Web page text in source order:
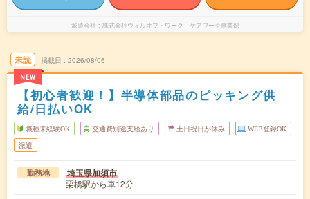
派遣会社 株式会社ウィルオブ・ワーク ケアワーク事業部
未読
NEW
掲載日 2026/08/06
【初心者歓迎！】半導体部品のピッキング供
給/日払いOK
職種未経験OK 交通費別途支給あり 土日祝日が休み WEB登録OK
派遣
勤務地 埼玉県加須市
栗橋駅から車12分